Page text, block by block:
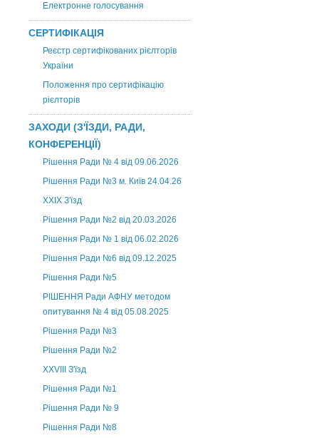
Електронне голосування
СЕРТИФІКАЦІЯ
Реєстр сертифікованих рієлторів
України
Положення про сертифікацію
рієлторів
ЗАХОДИ (З'ЇЗДИ, РАДИ,
КОНФЕРЕНЦІЇ)
Рішення Ради № 4 від 09.06.2026
Рішення Ради №3 м. Київ 24.04.26
XXІХ З'їзд
Рішення Ради №2 від 20.03.2026
Рішення Ради № 1 від 06.02.2026
Рішення Ради №6 від 09.12.2025
Рішення Ради №5
РІШЕННЯ Ради АФНУ методом
опитування № 4 від 05.08.2025
Рішення Ради №3
Рішення Ради №2
XXVIII З'їзд
Рішення Ради №1
Рішення Ради № 9
Рішення Ради №8